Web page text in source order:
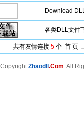
Download
各类DLL文件
共有友情连接 5 个 首 页
CopyrightZhaodll .Com. All